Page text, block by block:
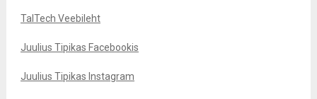
TalTech Veebileht
Juulius Tipikas Facebookis
Juulius Tipikas Instagram